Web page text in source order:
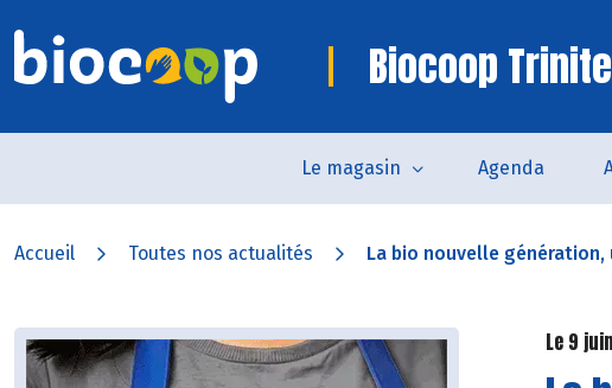
Biocoop Trinite
Le magasin Agenda
Accueil Toutes nos actualités La bio nouvelle génération,
Le 9